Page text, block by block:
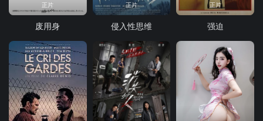
正片
废用身
正片
侵入性思维
正片
强迫